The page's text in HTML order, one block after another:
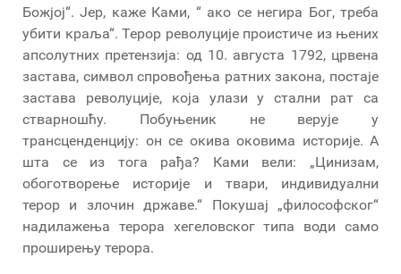
Божјој“. Јер, каже Ками, “ ако се негира Бог, треба
убити краља“. Терор револуције проистиче из њених
апсолутних претензија: од 10. августа 1792, црвена
застава, символ спровођења ратних закона, постаје
застава револуције, која улази у стални рат са
стварношћу. Побуњеник не верује у
трансценденцију: он се окива оковима историје. А
шта се из тога рађа? Ками вели: „Цинизам,
обоготворење историје и твари, индивидуални
терор и злочин државе.“ Покушај „философског“
надилажења терора хегеловског типа води само
проширењу терора.